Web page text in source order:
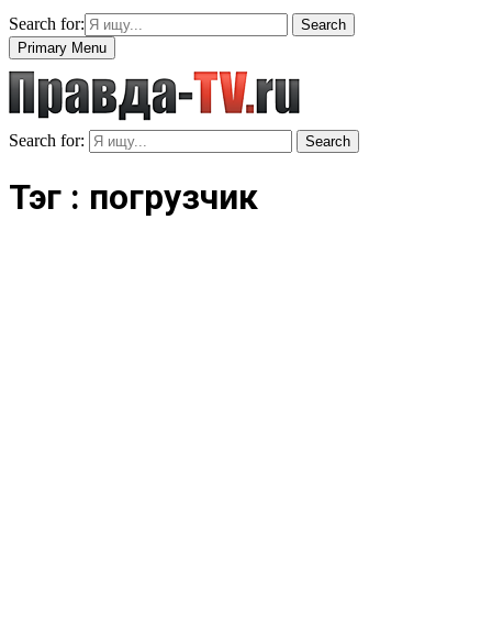
Search for:
Search
Primary Menu
Search for: Search
Тэг : погрузчик